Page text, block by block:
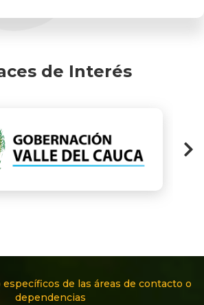
de Interés
de las áreas de contacto o
dependencias